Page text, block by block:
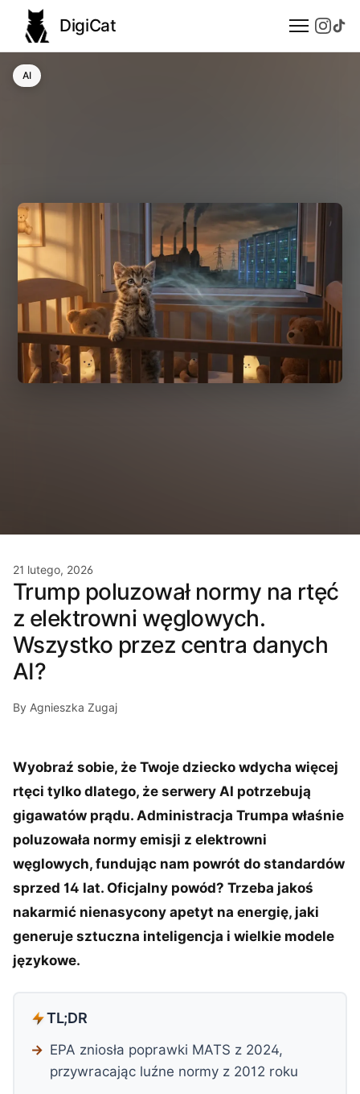
DigiCat
AI
Społeczeństwo
AI
21 lutego, 2026
Trump poluzował normy na rtęć
z elektrowni węglowych.
Wszystko przez centra danych
AI?
By Agnieszka Zugaj
Wyobraź sobie, że Twoje dziecko wdycha więcej
rtęci tylko dlatego, że serwery AI potrzebują
gigawatów prądu. Administracja Trumpa właśnie
poluzowała normy emisji z elektrowni
węglowych, fundując nam powrót do standardów
sprzed 14 lat. Oficjalny powód? Trzeba jakoś
nakarmić nienasycony apetyt na energię, jaki
generuje sztuczna inteligencja i wielkie modele
językowe.
TL;DR
EPA zniosła poprawki MATS z 2024,
przywracając luźne normy z 2012 roku